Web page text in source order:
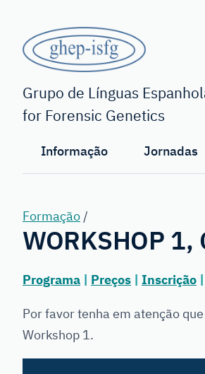
conteúdo
principalGHEP
-
ISFG
Grupo de Línguas
for Forensic Genetics
Informação
Jornadas
Formação /
WORKSHOP
Programa | Preços | Inscrição |
Por favor tenha em atenção
Workshop 1.